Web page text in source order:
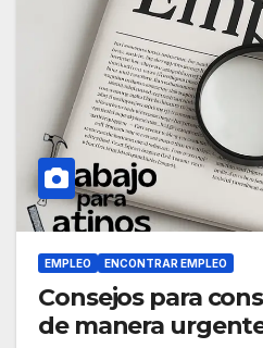
EMPLEO ENCONTRAR EMPLEO
Consejos para
de manera